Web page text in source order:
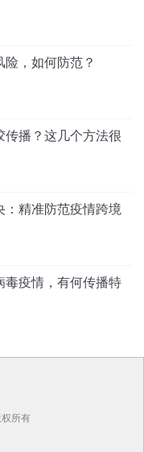
，如何防范？
传播？这几个方法很
：精准防范疫情跨境
毒疫情，有何传播特
所有